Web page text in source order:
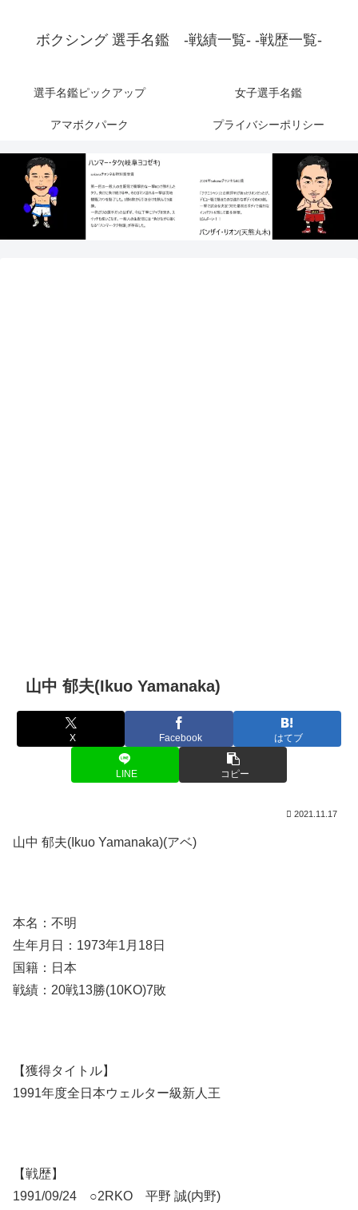
ボクシング 選手名鑑 -戦績一覧- -戦歴一覧-
選手名鑑ピックアップ 女子選手名鑑
アマボクパーク プライバシーポリシー
山中 郁夫(Ikuo Yamanaka)
X Facebook はてブ
LINE コピー
2021.11.17
山中 郁夫(Ikuo Yamanaka)(アベ)
本名：不明
生年月日：1973年1月18日
国籍：日本
戦績：20戦13勝(10KO)7敗
【獲得タイトル】
1991年度全日本ウェルター級新人王
【戦歴】
1991/09/24 ○2RKO 平野 誠(内野)